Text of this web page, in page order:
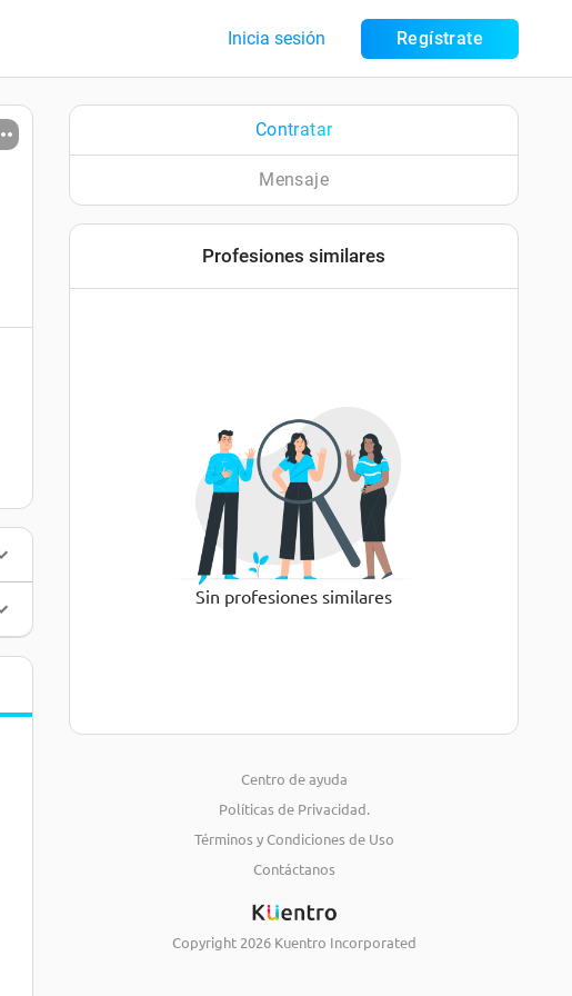
Inicia sesión Regístrate
Contratar
Mensaje
Profesiones similares
Sin profesiones similares
Centro de ayuda
Políticas de Privacidad.
Términos y Condiciones de Uso
Contáctanos
Copyright 2026 Kuentro Incorporated